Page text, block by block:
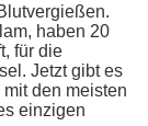
haben 20
für die
Jetzt gibt es
den meisten
einzigen